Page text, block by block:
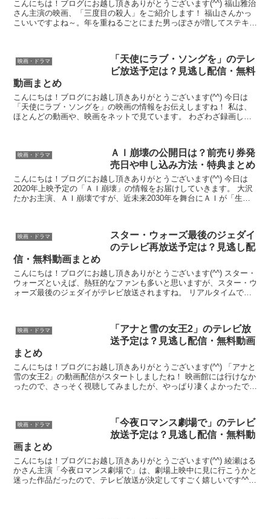
こんにちは！ブログにお越し頂きありがとうございます(^^) 福山雅治
さん主演の映画、「三度目の殺人」をご紹介します！ 福山さんかっ
こいいですよね～。年を重ねるごとにまた男っぽさが増してステキだ
映画・ドラマ
「天使にラブ・ソングを」のテレ
ビ放送予定は？見逃し配信・無料
動画まとめ
こんにちは！ブログにお越し頂きありがとうございます(^^) 今日は
「天使にラブ・ソングを」の映画の情報をお伝えしますね！ 私は、
ほとんどの動画や、映画をネットで見ています。 わざわざ録画しな
映画・ドラマ
ＡＩ崩壊の公開日は？前売り券発
売日や申し込み方法・特典まとめ
こんにちは！ブログにお越し頂きありがとうございます(^^) 今日は
2020年上映予定の「ＡＩ崩壊」の情報をお届けしていきます。 大沢
たかお主演、ＡＩ崩壊ですが、近未来2030年を舞台にＡＩが「生き
映画・ドラマ
スター・ウォーズ最後のジェダイ
のテレビ再放送予定は？見逃し配
信・無料動画まとめ
こんにちは！ブログにお越し頂きありがとうございます(^^) スター・
ウォーズといえば、熱狂的なファンも多いと思いますが、スター・ウ
ォーズ最後のジェダイがテレビ放送されますね。 リアルタイムで見
映画・ドラマ
「アナと雪の女王2」のテレビ放
送予定は？見逃し配信・無料動画
まとめ
こんにちは！ブログにお越し頂きありがとうございます(^^) 「アナと
雪の女王2」の動画配信がスタートしましたね！ 映画館には行けなか
ったので、さっそく視聴してみましたが、やっぱり凄くよかったで
映画・ドラマ
「今夜ロマンス劇場で」のテレビ
放送予定は？見逃し配信・無料動
画まとめ
こんにちは！ブログにお越し頂きありがとうございます(^^) 綾瀬はる
かさん主演「今夜ロマンス劇場で」は、劇場上映中に見に行こうかと
迷った作品だったので、テレビ放送が決定してすごく嬉しいです^^